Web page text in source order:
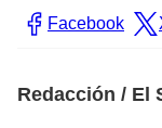
Facebook
Redacción / El